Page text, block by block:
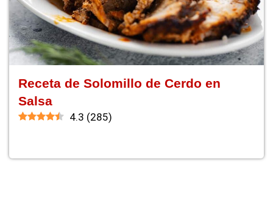
Receta de Solomillo de Cerdo en
Salsa
4.3 (285)